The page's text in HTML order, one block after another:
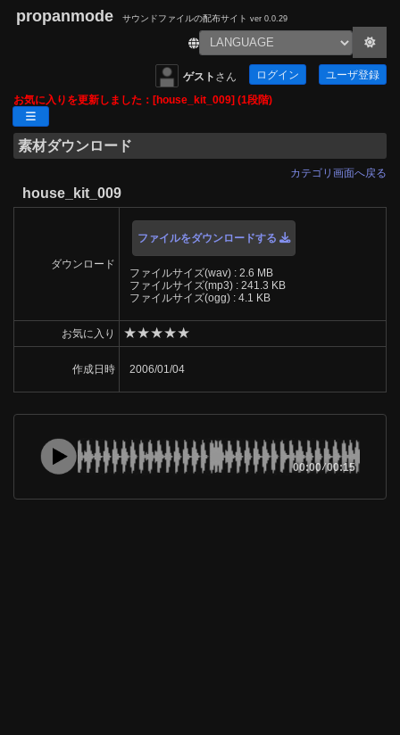
propanmode サウンドファイルの配布サイト ver 0.0.29
ゲスト さん ログイン ユーザ登録
お気に入りを更新しました：[house_kit_009] (1段階)
素材ダウンロード
カテゴリ画面へ戻る
house_kit_009
ダウンロード
ファイルをダウンロードする
ファイルサイズ(wav) : 2.6 MB
ファイルサイズ(mp3) : 241.3 KB
ファイルサイズ(ogg) : 4.1 KB
お気に入り ★★★★★
作成日時 2006/01/04
00:00/00:15